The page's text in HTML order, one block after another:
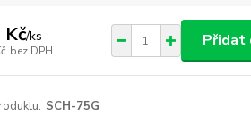
Kč/ks
bez DPH
Přidat
SCH-75G